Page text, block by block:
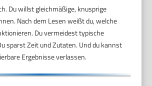
Du willst gleichmäßige, knusprige
Nach dem Lesen weißt du, welche
Du vermeidest typische
sparst Zeit und Zutaten. Und du kannst
Ergebnisse verlassen.